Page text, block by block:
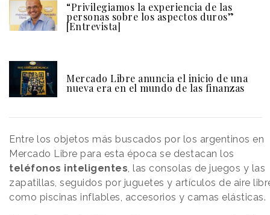
“Privilegiamos la experiencia de las
personas sobre los aspectos duros”
[Entrevista]
Mercado Libre anuncia el inicio de una
nueva era en el mundo de las finanzas
Entre los objetos más buscados por los argentinos en
Mercado Libre para esta época se destacan los
teléfonos inteligentes, las consolas de juegos y las
zapatillas, seguidos por juguetes y artículos de aire
como piscinas inflables, accesorios y camas elásticas.